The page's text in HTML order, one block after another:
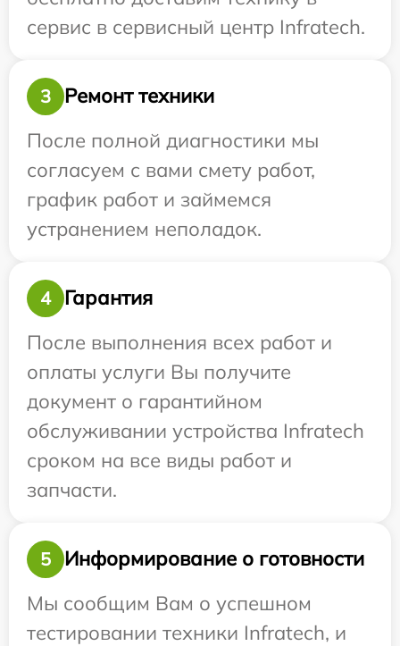
сервис в сервисный центр Infratech.
3
Ремонт техники
После полной диагностики мы
согласуем с вами смету работ,
график работ и займемся
устранением неполадок.
4
Гарантия
После выполнения всех работ и
оплаты услуги Вы получите
документ о гарантийном
обслуживании устройства Infratech
сроком на все виды работ и
запчасти.
5
Информирование о готовности
Мы сообщим Вам о успешном
тестировании техники Infratech, и